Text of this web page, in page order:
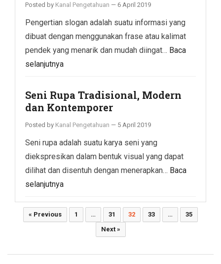
Posted by Kanal Pengetahuan — 6 April 2019
Pengertian slogan adalah suatu informasi yang
dibuat dengan menggunakan frase atau kalimat
pendek yang menarik dan mudah diingat… Baca
selanjutnya
Seni Rupa Tradisional, Modern
dan Kontemporer
Posted by Kanal Pengetahuan — 5 April 2019
Seni rupa adalah suatu karya seni yang
diekspresikan dalam bentuk visual yang dapat
dilihat dan disentuh dengan menerapkan… Baca
selanjutnya
Paginasi« Previous 1 … 31 32 33 …
35
Next »